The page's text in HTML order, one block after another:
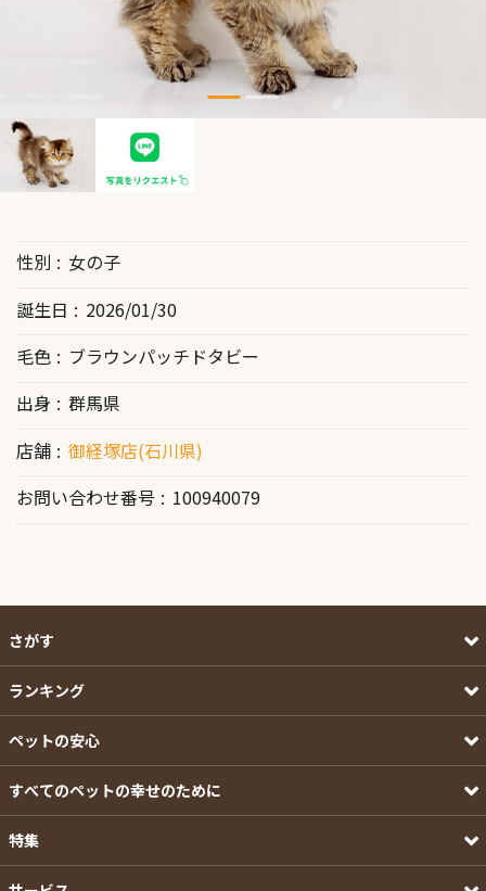
性別
女の子
誕生日
2026/01/30
毛色
ブラウンパッチドタビー
出身
群馬県
店舗
御経塚店(石川県)
お問い合わせ番号
100940079
さがす
ランキング
ペットの安心
すべてのペットの幸せのために
特集